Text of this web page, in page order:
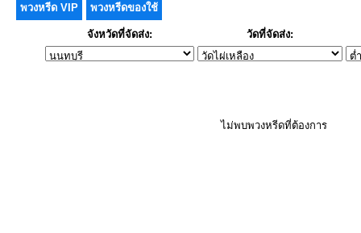
พวงหรีด VIP พวงหรีดของใช้
จังหวัดที่จัดส่ง: วัดที่จัดส่ง:
ไม่พบพวงหรีดที่ต้องการ